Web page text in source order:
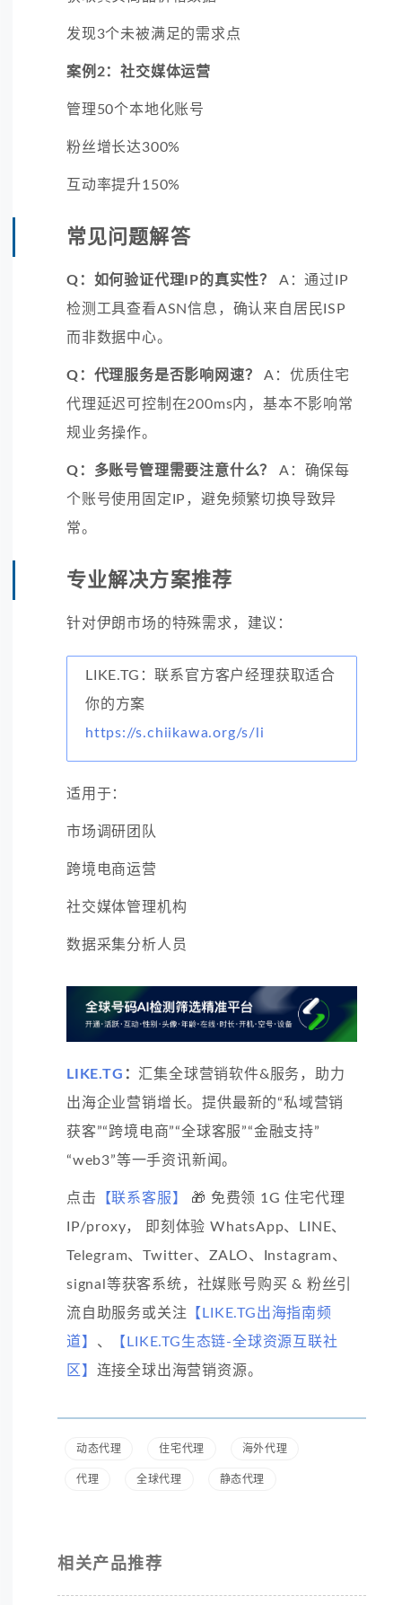
发现3个未被满足的需求点
案例2：社交媒体运营
管理50个本地化账号
粉丝增长达300%
互动率提升150%
常见问题解答
Q：如何验证代理IP的真实性？
A：通过IP
检测工具查看ASN信息，确认来自居民ISP
而非数据中心。
Q：代理服务是否影响网速？
A：优质住宅
代理延迟可控制在200ms内，基本不影响常
规业务操作。
Q：多账号管理需要注意什么？
A：确保每
个账号使用固定IP，避免频繁切换导致异
常。
专业解决方案推荐
针对伊朗市场的特殊需求，建议：
LIKE.TG：联系官方客户经理获取适合
你的方案
https://s.chiikawa.org/s/li
适用于：
市场调研团队
跨境电商运营
社交媒体管理机构
数据采集分析人员
LIKE.TG ： 汇集全球营销软件&服务，助力
出海企业营销增长。提供最新的“私域营销
获客”“跨境电商”“全球客服”“金融支持”
“web3”等一手资讯新闻。
点击 【联系客服】
🎁 免费领 1G 住宅代理
IP/proxy， 即刻体验 WhatsApp、LINE、
Telegram、Twitter、ZALO、Instagram、
signal等获客系统，社媒账号购买 & 粉丝引
流自助服务或关注 【LIKE.TG出海指南频
道】 、
【LIKE.TG生态链-全球资源互联社
区】 连接全球出海营销资源。
动态代理 住宅代理 海外代理
代理 全球代理 静态代理
相关产品推荐